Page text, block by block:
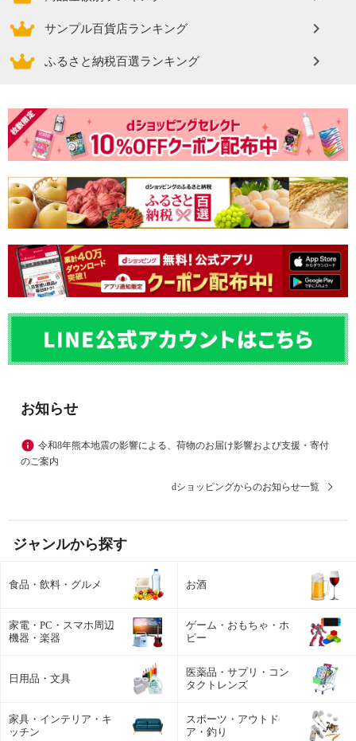
サンプル百貨店ランキング
ふるさと納税百選ランキング
お知らせ
令和8年熊本地震の影響による、荷物のお届け影響および支援・寄付
のご案内
dショッピングからのお知らせ一覧
ジャンルから探す
食品・飲料・グルメ お酒
家電・PC・スマホ周辺
機器・楽器
ゲーム・おもちゃ・ホ
ビー
日用品・文具
医薬品・サプリ・コン
タクトレンズ
家具・インテリア・キ
ッチン
スポーツ・アウトド
ア・釣り